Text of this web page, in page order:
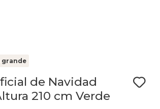
grande
de Navidad
210 cm Verde